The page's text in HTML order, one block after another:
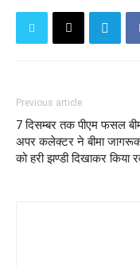
Previous article
7 दिसम्बर तक पीएम फसल
अपर कलेक्टर ने बीमा
को हरी झण्डी दिखाकर किया